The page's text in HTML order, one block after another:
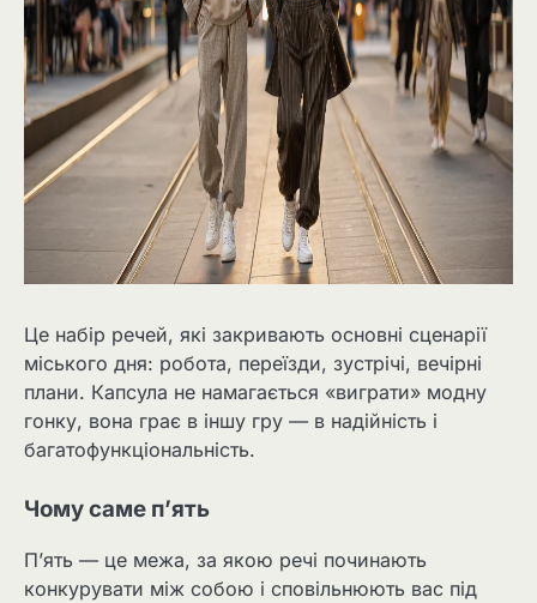
Це набір речей, які закривають основні сценарії
міського дня: робота, переїзди, зустрічі, вечірні
плани. Капсула не намагається «виграти» модну
гонку, вона грає в іншу гру — в надійність і
багатофункціональність.
Чому саме п’ять
П’ять — це межа, за якою речі починають
конкурувати між собою і сповільнюють вас під